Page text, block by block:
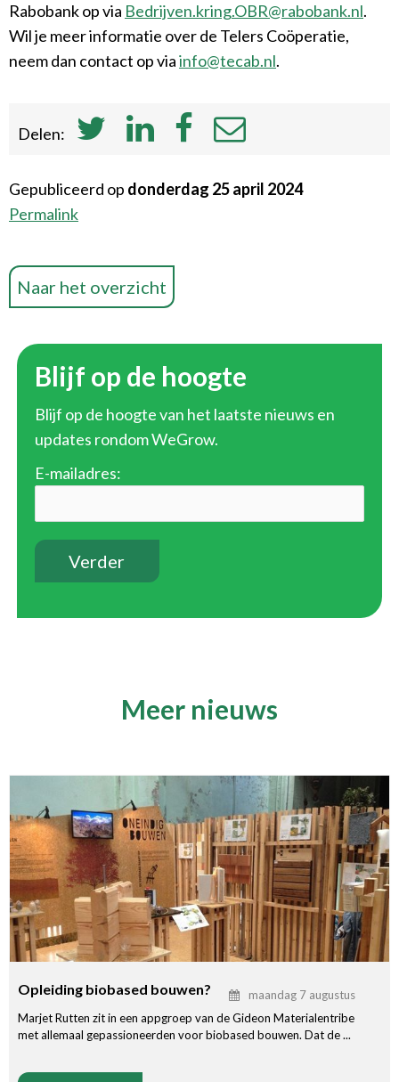
Rabobank op via Bedrijven.kring.OBR@rabobank.nl.
Wil je meer informatie over de Telers Coöperatie,
neem dan contact op viainfo@tecab.nl.
Delen:
Gepubliceerd op donderdag 25 april 2024
Permalink
Naar het overzicht
Blijf op de hoogte
Blijf op de hoogte van het laatste nieuws en
updates rondom WeGrow.
E-mailadres:
Meer nieuws
Opleiding biobased bouwen?
maandag 7 augustus
Marjet Rutten zit in een appgroep van de Gideon Materialentribe
met allemaal gepassioneerden voor biobased bouwen. Dat de ...